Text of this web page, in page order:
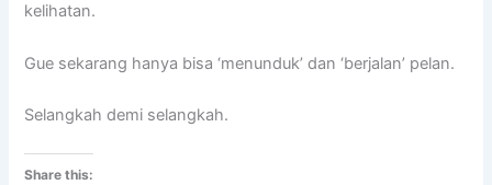
kelihatan.
Gue sekarang hanya bisa ‘menunduk’ dan ‘berjalan’ pelan.
Selangkah demi selangkah.
Share this: